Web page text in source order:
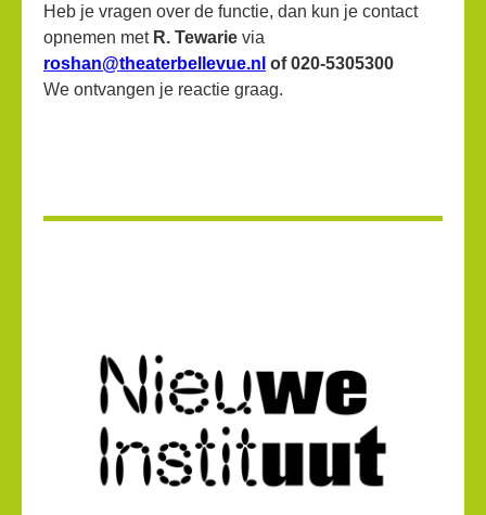
Heb je vragen over de functie, dan kun je contact
opnemen met R. Tewarie via
roshan@theaterbellevue.nl of 020-5305300
We ontvangen je reactie graag.